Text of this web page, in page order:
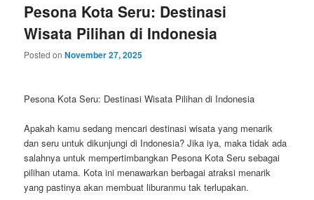
Pesona Kota Seru: Destinasi
Wisata Pilihan di Indonesia
Posted onNovember 27, 2025
Pesona Kota Seru: Destinasi Wisata Pilihan di Indonesia
Apakah kamu sedang mencari destinasi wisata yang menarik
dan seru untuk dikunjungi di Indonesia? Jika iya, maka tidak ada
salahnya untuk mempertimbangkan Pesona Kota Seru sebagai
pilihan utama. Kota ini menawarkan berbagai atraksi menarik
yang pastinya akan membuat liburanmu tak terlupakan.